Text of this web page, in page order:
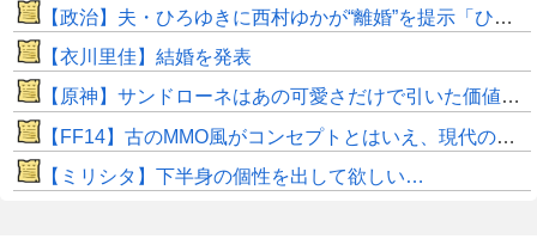
【政治】夫・ひろゆきに西村ゆかが“離婚”を提示「ひろゆき＆いずみ新党（仮）」の届け出を知らされず激怒「信頼関係が保てない状態で夫婦を続けるのは無理」
【衣川里佳】結婚を発表
【原神】サンドローネはあの可愛さだけで引いた価値ある！
【FF14】古のMMO風がコンセプトとはいえ、現代の環境に「アクセ極低ドロ率」は合っていないのでは？と話題に
【ミリシタ】下半身の個性を出して欲しい…